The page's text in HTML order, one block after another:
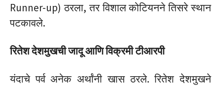
Runner-up) ठरला, तर विशाल कोटियनने तिसरे स्थान
पटकावले.
रितेश देशमुखची जादू आणि विक्रमी टीआरपी
यंदाचे पर्व अनेक अर्थांनी खास ठरले. रितेश देशमुखने